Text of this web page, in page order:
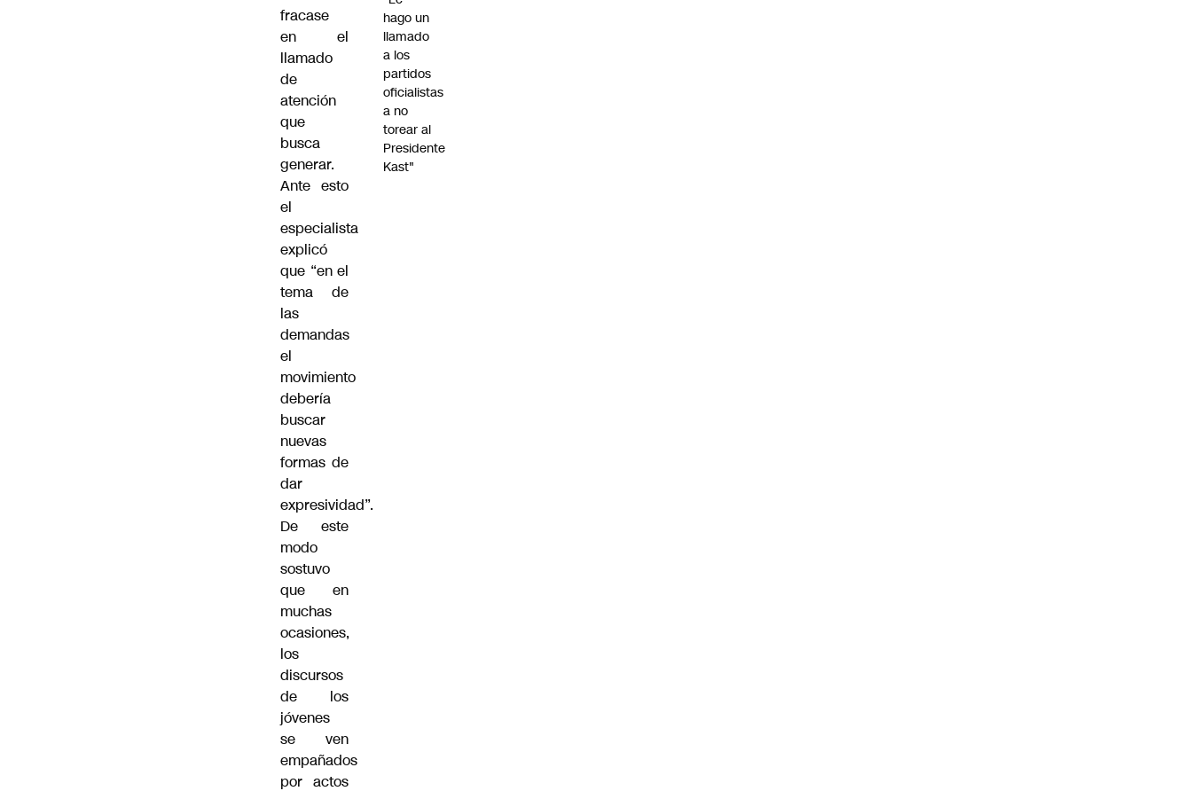
fracase
en el
llamado
de
atención
que
busca
generar.
Ante esto
el
especialista
explicó
que “en el
tema de
las
demandas
el
movimiento
debería
buscar
nuevas
formas de
dar
expresividad”.
De este
modo
sostuvo
que en
muchas
ocasiones,
los
discursos
de los
jóvenes
se ven
empañados
por actos
hago un
llamado
a los
partidos
oficialistas
a no
torear al
Presidente
Kast"